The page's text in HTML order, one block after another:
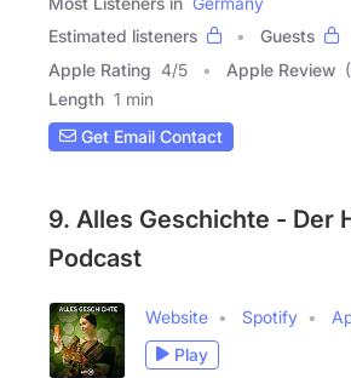
Estimated listeners
Guests
Apple Rating 4/5 Apple Review
Length 1 min
Get Email Contact
9. Alles Geschichte - Der
Podcast
Website Spotify
Play